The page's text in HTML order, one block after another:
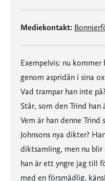
Mediekontakt:
Exempelvis: nu kommer
genom aspridån i sina
Vad trampar han inte på?
Står, som den Trind
Vem är han denne
Johnsons nya dikter?
diktsamling, men nu
han är ett yngre jag till
med en försmädlig,